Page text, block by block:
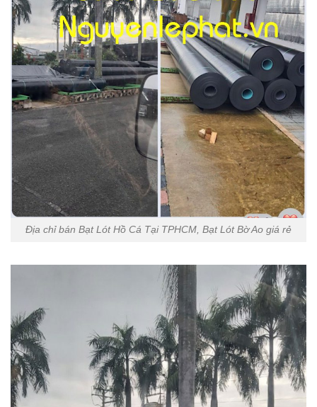
Địa chỉ bán Bạt Lót Hồ Cá Tại TPHCM, Bạt Lót Bờ Ao giá rẻ